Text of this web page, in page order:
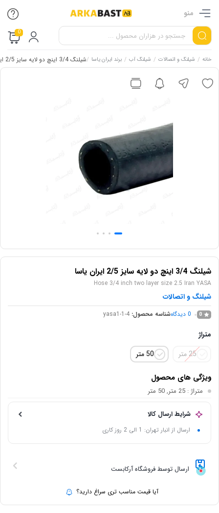
منو
0
خانه / شیلنگ و اتصالات / شیلنگ آب / برند ایران یاسا /شیلنگ 3/4 اینچ دو لایه سایز 2/5 ایران یاسا
شیلنگ 3/4 اینچ دو لایه سایز 2/5 ایران یاسا
Hose 3/4 inch two layer size 2.5 Iran YASA
شیلنگ و اتصالات
0
0 دیدگاهشناسه محصول: yasa1-1-4
متراژ
25 متر
50 متر
ویژگی های محصول
متراژ: 25 متر, 50 متر
شرایط ارسال کالا
ارسال از انبار تهران: 1 الی 2 روز کاری
ارسال توسط فروشگاه آرکابست
آیا قیمت مناسب تری سراغ دارید؟